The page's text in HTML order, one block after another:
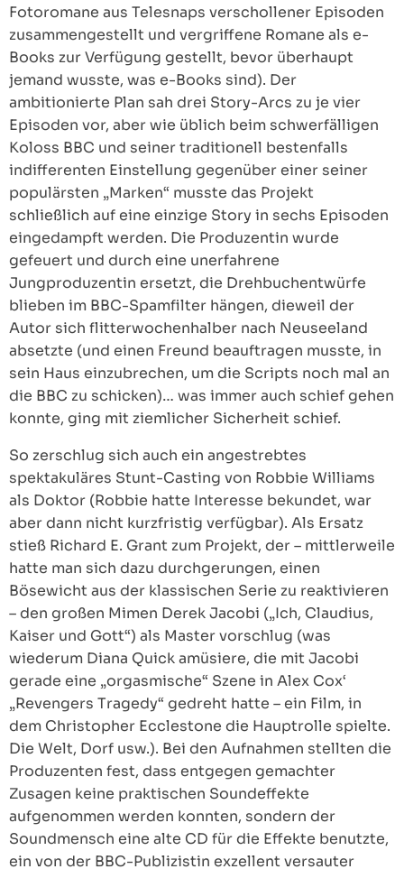
Fotoromane aus Telesnaps verschollener Episoden
zusammengestellt und vergriffene Romane als e-
Books zur Verfügung gestellt, bevor überhaupt
jemand wusste, was e-Books sind). Der
ambitionierte Plan sah drei Story-Arcs zu je vier
Episoden vor, aber wie üblich beim schwerfälligen
Koloss BBC und seiner traditionell bestenfalls
indifferenten Einstellung gegenüber einer seiner
populärsten „Marken“ musste das Projekt
schließlich auf eine einzige Story in sechs Episoden
eingedampft werden. Die Produzentin wurde
gefeuert und durch eine unerfahrene
Jungproduzentin ersetzt, die Drehbuchentwürfe
blieben im BBC-Spamfilter hängen, dieweil der
Autor sich flitterwochenhalber nach Neuseeland
absetzte (und einen Freund beauftragen musste, in
sein Haus einzubrechen, um die Scripts noch mal an
die BBC zu schicken)… was immer auch schief gehen
konnte, ging mit ziemlicher Sicherheit schief.
So zerschlug sich auch ein angestrebtes
spektakuläres Stunt-Casting von Robbie Williams
als Doktor (Robbie hatte Interesse bekundet, war
aber dann nicht kurzfristig verfügbar). Als Ersatz
stieß Richard E. Grant zum Projekt, der – mittlerweile
hatte man sich dazu durchgerungen, einen
Bösewicht aus der klassischen Serie zu reaktivieren
– den großen Mimen Derek Jacobi („Ich, Claudius,
Kaiser und Gott“) als Master vorschlug (was
wiederum Diana Quick amüsiere, die mit Jacobi
gerade eine „orgasmische“ Szene in Alex Cox‘
„Revengers Tragedy“ gedreht hatte – ein Film, in
dem Christopher Ecclestone die Hauptrolle spielte.
Die Welt, Dorf usw.). Bei den Aufnahmen stellten die
Produzenten fest, dass entgegen gemachter
Zusagen keine praktischen Soundeffekte
aufgenommen werden konnten, sondern der
Soundmensch eine alte CD für die Effekte benutzte,
ein von der BBC-Publizistin exzellent versauter